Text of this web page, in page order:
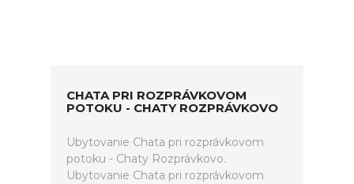
CHATA PRI ROZPRÁVKOVOM
POTOKU - CHATY ROZPRÁVKOVO
Ubytovanie Chata pri rozprávkovom
potoku - Chaty Rozprávkovo.
Ubytovanie Chata pri rozprávkovom